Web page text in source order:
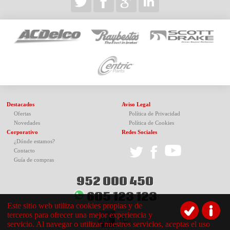
Destacados
Ofertas
Novedades
Corporativo
¿Dónde estamos?
Contacto
Guía de compras
Aviso Legal
Política de Privacidad
Política de Cookies
Redes Sociales
952 000 450
605 123 123
Este sitio web utiliza cookies propias y de
terceros para ofrecer una mejor experiencia y
servicio. Al navegar o utilizar nuestros servicios, aceptas el uso